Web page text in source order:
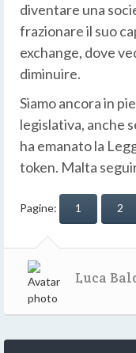
diventare una
frazionare il suo
exchange, dove
diminuire.
Siamo ancora in
legislativa, anche
ha emanato la
token. Malta
Pagine: 1 2
Luca